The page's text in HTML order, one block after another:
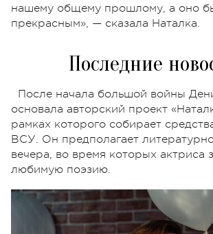
нашему общему прошлому, а оно
прекрасным», — сказала Наталка.
Последние
После начала большой войны
основала авторский проект
рамках которого собирает
ВСУ. Он предполагает
вечера, во время которых актриса
любимую поэзию.